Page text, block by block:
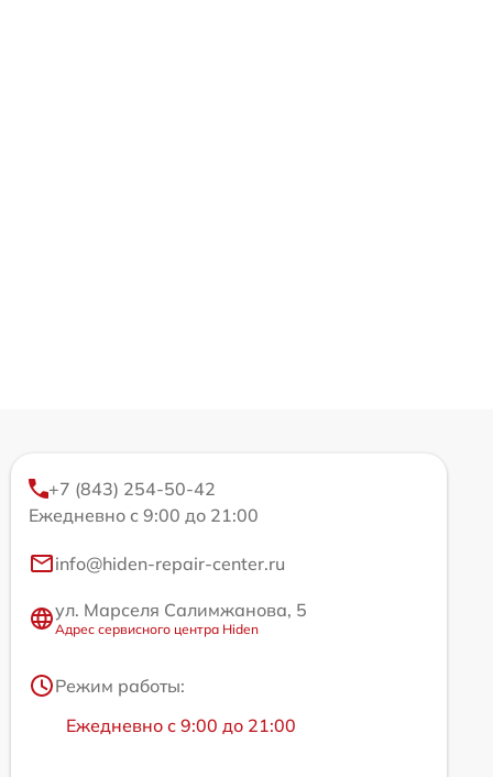
+7 (843) 254-50-42
Ежедневно с 9:00 до 21:00
info@hiden-repair-center.ru
ул. Марселя Салимжанова, 5
Адрес сервисного центра Hiden
Режим работы:
Ежедневно с 9:00 до 21:00